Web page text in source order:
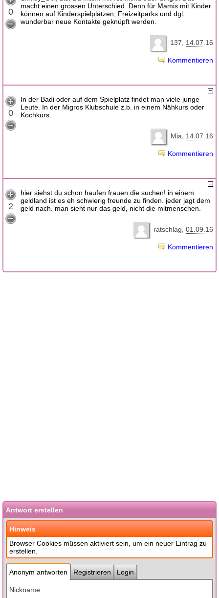
0
macht einen grossen Unterschied. Denn für Mamis mit Kinder
können auf Kinderspielplätzen, Freizeitparks und dgl.
wunderbar neue Kontakte geknüpft werden.
137 14.07.16
Kommentieren
0
In der Badi oder auf dem Spielplatz findet man viele junge
Leute. In der Migros Klubschule z.b. in einem Nähkurs oder
Kochkurs.
Mia 14.07.16
Kommentieren
2
hier siehst du schon haufen frauen die suchen! in einem
geldland ist es eh schwierig freunde zu finden. jeder jagt dem
geld nach. man sieht nur das geld, nicht die mitmenschen.
ratschlag 01.09.16
Kommentieren
Antwort erstellen
Hinweis
Browser Cookies müssen aktiviert sein, um ein neuer Eintrag zu
erstellen.
Anonym antworten Registrieren Login
Nickname